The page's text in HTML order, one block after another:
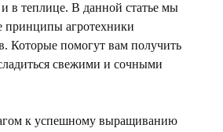
в теплице. В данной статье мы
принципы агротехники
Которые помогут вам получить
свежими и сочными
к успешному выращиванию